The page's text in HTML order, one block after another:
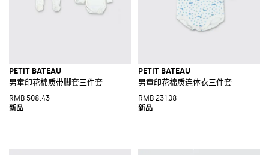
PETIT BATEAU
男童印花棉质带脚套三件套
RMB 508.43
PETIT BATEAU
男童印花棉质连体衣三件套
RMB 231.08